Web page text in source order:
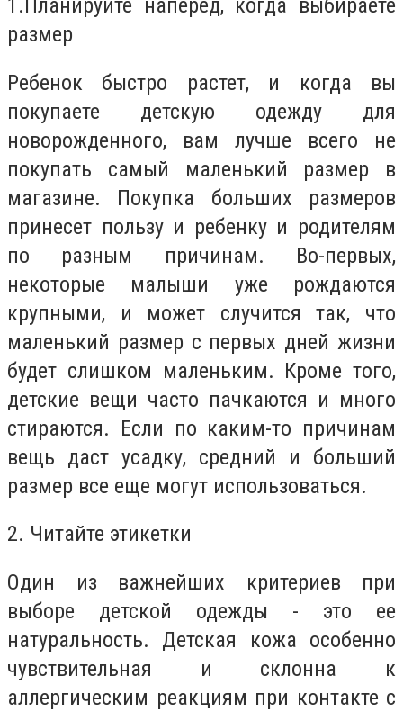
1.Планируйте наперед, когда выбираете
размер
Ребенок быстро растет, и когда вы
покупаете детскую одежду для
новорожденного, вам лучше всего не
покупать самый маленький размер в
магазине. Покупка больших размеров
принесет пользу и ребенку и родителям
по разным причинам. Во-первых,
некоторые малыши уже рождаются
крупными, и может случится так, что
маленький размер с первых дней жизни
будет слишком маленьким. Кроме того,
детские вещи часто пачкаются и много
стираются. Если по каким-то причинам
вещь даст усадку, средний и больший
размер все еще могут использоваться.
2. Читайте этикетки
Один из важнейших критериев при
выборе детской одежды - это ее
натуральность. Детская кожа особенно
чувствительная и склонна к
аллергическим реакциям при контакте с